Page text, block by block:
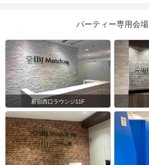
パーティー専用会場
新宿西口ラウンジ11F